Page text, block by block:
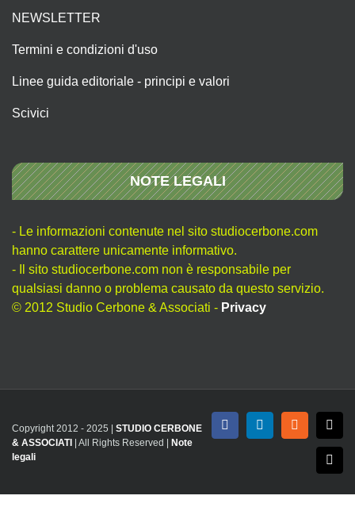
NEWSLETTER
Termini e condizioni d'uso
Linee guida editoriale - principi e valori
Scivici
NOTE LEGALI
- Le informazioni contenute nel sito studiocerbone.com
hanno carattere unicamente informativo.
- Il sito studiocerbone.com non è responsabile per
qualsiasi danno o problema causato da questo servizio.
© 2012 Studio Cerbone & Associati - Privacy
Copyright 2012 - 2025 | STUDIO CERBONE
& ASSOCIATI
| All Rights Reserved |
Note
legali
FacebookLinkedInRss X